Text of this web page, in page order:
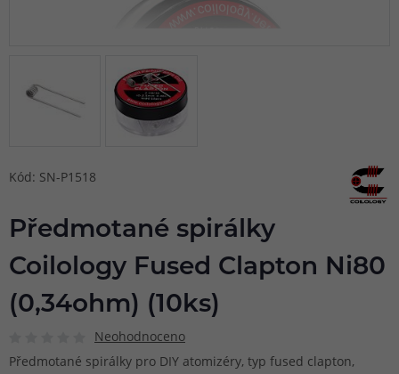
Kód: SN-P1518
Předmotané spirálky
Coilology Fused Clapton Ni80
(0,34ohm) (10ks)
Neohodnoceno
Předmotané spirálky pro DIY atomizéry, typ fused clapton,